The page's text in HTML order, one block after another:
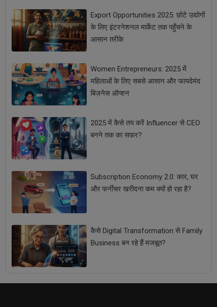
Export Opportunities 2025: छोटे उद्योगों
के लिए इंटरनेशनल मार्केट तक पहुँचने के
आसान तरीके
Women Entrepreneurs: 2025 में
महिलाओं के लिए सबसे आसान और फायदेमंद
बिज़नेस ऑप्शन
2025 में कैसे तय करें Influencer से CEO
बनने तक का सफ़र?
Subscription Economy 2.0: कार, घर
और फर्नीचर खरीदना कम क्यों हो रहा है?
कैसे Digital Transformation से Family
Business बन रहे हैं मजबूत?